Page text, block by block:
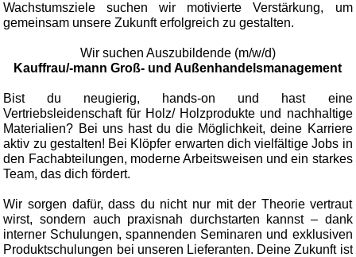
Wachstumsziele suchen wir motivierte Verstärkung, um
gemeinsam unsere Zukunft erfolgreich zu gestalten.
Wir suchen Auszubildende (m/w/d)
Kauffrau/-mann Groß- und Außenhandelsmanagement
Bist du neugierig, hands-on und hast eine
Vertriebsleidenschaft für Holz/ Holzprodukte und nachhaltige
Materialien? Bei uns hast du die Möglichkeit, deine Karriere
aktiv zu gestalten! Bei Klöpfer erwarten dich vielfältige Jobs in
den Fachabteilungen, moderne Arbeitsweisen und ein starkes
Team, das dich fördert.
Wir sorgen dafür, dass du nicht nur mit der Theorie vertraut
wirst, sondern auch praxisnah durchstarten kannst – dank
interner Schulungen, spannenden Seminaren und exklusiven
Produktschulungen bei unseren Lieferanten. Deine Zukunft ist